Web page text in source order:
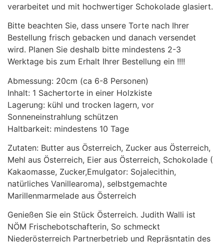
verarbeitet und mit hochwertiger Schokolade glasiert.
Bitte beachten Sie, dass unsere Torte nach Ihrer
Bestellung frisch gebacken und danach versendet
wird. Planen Sie deshalb bitte mindestens 2-3
Werktage bis zum Erhalt Ihrer Bestellung ein !!!!
Abmessung: 20cm (ca 6-8 Personen)
Inhalt: 1 Sachertorte in einer Holzkiste
Lagerung: kühl und trocken lagern, vor
Sonneneinstrahlung schützen
Haltbarkeit: mindestens 10 Tage
Zutaten: Butter aus Österreich, Zucker aus Österreich,
Mehl aus Österreich, Eier aus Österreich, Schokolade (
Kakaomasse, Zucker,Emulgator: Sojalecithin,
natürliches Vanillearoma), selbstgemachte
Marillenmarmelade aus Österreich
Genießen Sie ein Stück Österreich. Judith Walli ist
NÖM Frischebotschafterin, So schmeckt
Niederösterreich Partnerbetrieb und Repräsntatin des